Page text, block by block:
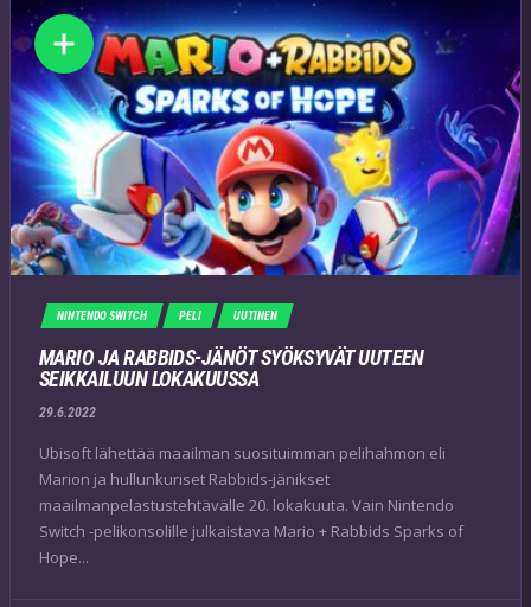
NINTENDO SWITCH PELI UUTINEN
MARIO JA RABBIDS-JÄNÖT SYÖKSYVÄT UUTEEN
SEIKKAILUUN LOKAKUUSSA
29.6.2022
Ubisoft lähettää maailman suosituimman pelihahmon eli
Marion ja hullunkuriset Rabbids-jänikset
maailmanpelastustehtävälle 20. lokakuuta. Vain Nintendo
Switch -pelikonsolille julkaistava Mario + Rabbids Sparks of
Hope...